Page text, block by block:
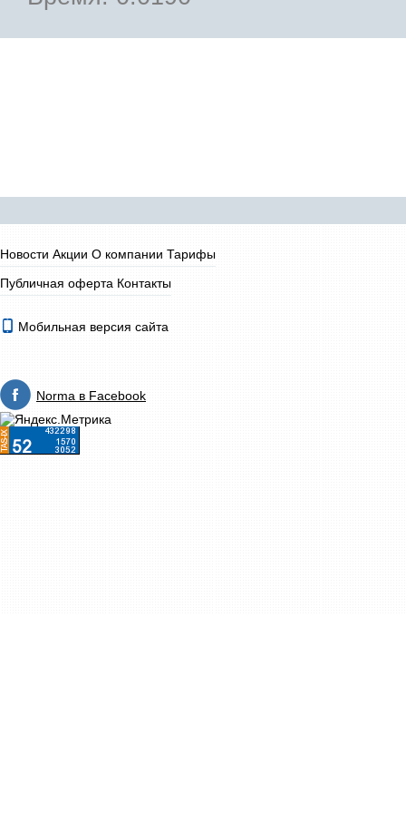
Новости Акции О компании Тарифы
Публичная оферта Контакты
Мобильная версия сайта
Norma в Facebook